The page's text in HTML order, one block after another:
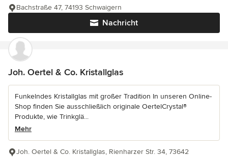
Nachricht
Bachstraße 47, 74193 Schwaigern
Joh. Oertel & Co. Kristallglas
Funkelndes Kristallglas mit großer Tradition In unseren Online-
Shop finden Sie ausschließlich originale OertelCrystal®
Produkte, wie Trinkglä...
Mehr
Joh. Oertel & Co. Kristallglas, Rienharzer Str. 34, 73642